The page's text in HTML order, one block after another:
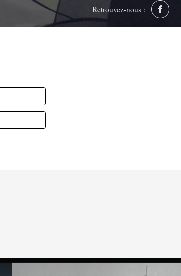
Retrouvez-nous :